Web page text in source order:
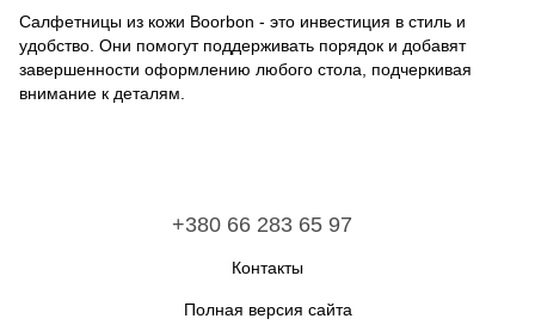
Салфетницы из кожи Boorbon - это инвестиция в стиль и
удобство. Они помогут поддерживать порядок и добавят
завершенности оформлению любого стола, подчеркивая
внимание к деталям.
+380 66 283 65 97
Контакты
Полная версия сайта